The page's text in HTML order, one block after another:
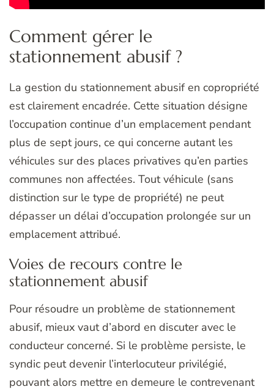
Comment gérer le
stationnement abusif ?
La gestion du stationnement abusif en copropriété
est clairement encadrée. Cette situation désigne
l’occupation continue d’un emplacement pendant
plus de sept jours, ce qui concerne autant les
véhicules sur des places privatives qu’en parties
communes non affectées. Tout véhicule (sans
distinction sur le type de propriété) ne peut
dépasser un délai d’occupation prolongée sur un
emplacement attribué.
Voies de recours contre le
stationnement abusif
Pour résoudre un problème de stationnement
abusif, mieux vaut d’abord en discuter avec le
conducteur concerné. Si le problème persiste, le
syndic peut devenir l’interlocuteur privilégié,
pouvant alors mettre en demeure le contrevenant